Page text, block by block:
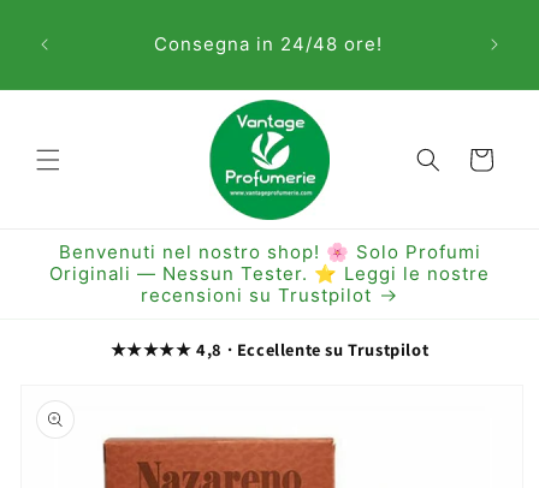
ai contenuti
Consegna in 24/48 ore!
Carrello
Benvenuti nel nostro shop! 🌸 Solo Profumi
Originali — Nessun Tester. ⭐ Leggi le nostre
recensioni su Trustpilot
★★★★★ 4,8 · Eccellente su Trustpilot
informazioni
sul prodotto